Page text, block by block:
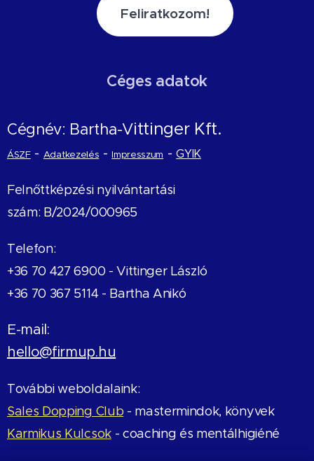
Feliratkozom!
Céges adatok
Cégnév: Bartha-Vittinger Kft.
ÁSZF- Adatkezelés -Impresszum -GYIK
Felnőttképzési nyilvántartási
szám: B/2024/000965
Telefon:
+36 70 427 6900 -Vittinger László
+36 70 367 5114 - Bartha Anikó
E-mail:
hello@firmup.hu
További weboldalaink:
Sales Dopping Club - mastermindok, könyvek
Karmikus Kulcsok- coaching és mentálhigiéné